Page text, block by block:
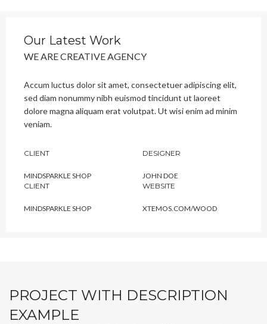
Our Latest Work
WE ARE CREATIVE AGENCY
Accum luctus dolor sit amet, consectetuer adipiscing elit,
sed diam nonummy nibh euismod tincidunt ut laoreet
dolore magna aliquam erat volutpat. Ut wisi enim ad minim
veniam.
CLIENT
MINDSPARKLE SHOP
DESIGNER
JOHN DOE
CLIENT
MINDSPARKLE SHOP
WEBSITE
XTEMOS.COM/WOOD
PROJECT WITH DESCRIPTION
EXAMPLE